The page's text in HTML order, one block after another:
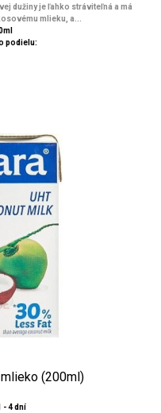
dužiny je ľahko stráviteľná a má
mlieku, a...
podielu:
(200ml)
- 4 dní